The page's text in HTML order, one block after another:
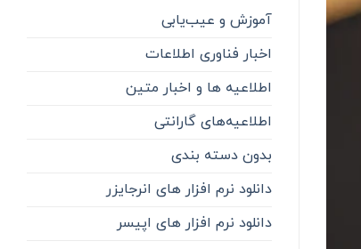
آموزش و عیب‌یابی
اخبار فناوری اطلاعات
اطلاعیه ها و اخبار متین
اطلاعیه‌‌های گارانتی
بدون دسته بندی
دانلود نرم افزار های انرجایزر
دانلود نرم افزار های اپیسر